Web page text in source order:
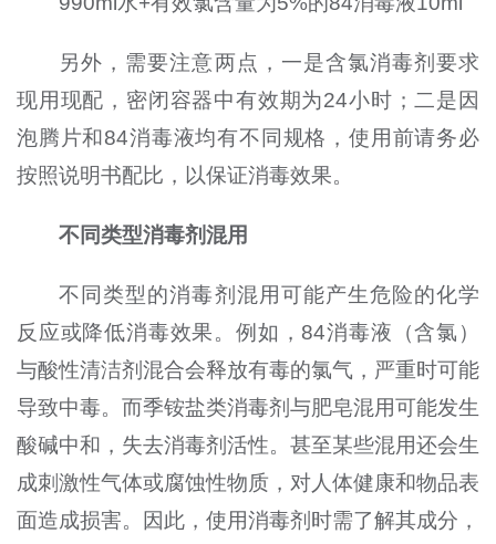
另外，需要注意两点，一是含氯消毒剂要求
现用现配，密闭容器中有效期为24小时；二是因
泡腾片和84消毒液均有不同规格，使用前请务必
按照说明书配比，以保证消毒效果。
不同类型消毒剂混用
不同类型的消毒剂混用可能产生危险的化学
反应或降低消毒效果。例如，84消毒液（含氯）
与酸性清洁剂混合会释放有毒的氯气，严重时可能
导致中毒。而季铵盐类消毒剂与肥皂混用可能发生
酸碱中和，失去消毒剂活性。甚至某些混用还会生
成刺激性气体或腐蚀性物质，对人体健康和物品表
面造成损害。因此，使用消毒剂时需了解其成分，